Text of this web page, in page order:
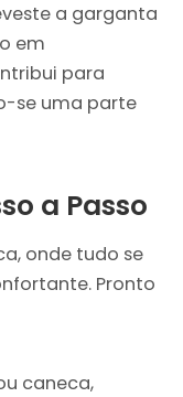
a garganta
em
para
se uma parte
a Passo
onde tudo se
Pronto
caneca,